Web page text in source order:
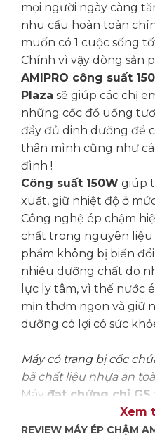
mọi người ngày càng
nhu cầu hoàn toàn
muốn có 1 cuộc sống
Chính vì vậy dòng sản
AMIPRO công suất
Plaza sẽ giúp các chị
những cốc đồ uống
đầy đủ dinh dưỡng để
thân mình cũng như
đình !
Công suất 150W giúp
xuất, giữ nhiệt độ ở
Công nghệ ép chậm
chất trong nguyên liệu
phẩm không bị biến
nhiều dưỡng chất do
lực ly tâm, vì thế nước
mịn thơm ngon và giữ
dưỡng có lợi có sức
Máy có trang bị cốc
bã chất liệu nhựa an
Máy đạt chứng chỉ GS
hoàn toàn yên tâm để
Máy được bảo hành: 2
Xem
REVIEW MÁY ÉP CHẬM